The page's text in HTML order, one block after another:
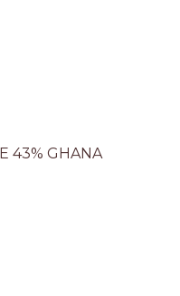
43% GHANA